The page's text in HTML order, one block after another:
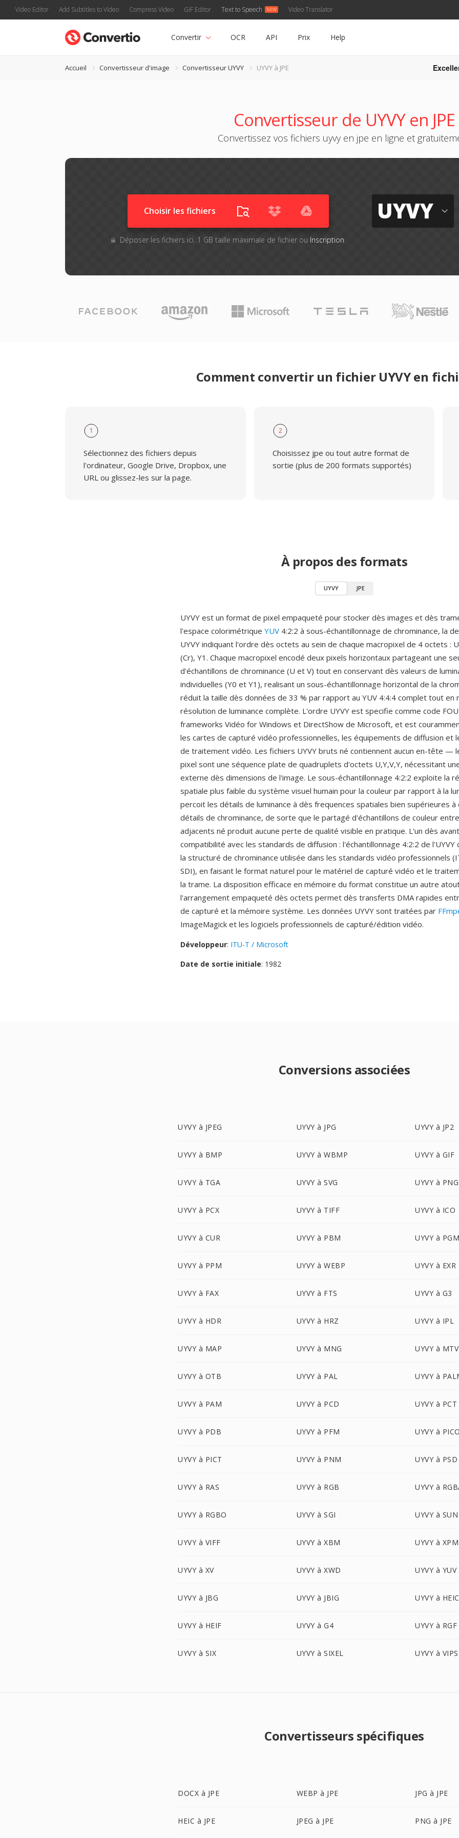
Video Editor Add Subtitles to Video Compress Video GIF Editor Text to Speech Video Translator
Convertir OCR API Prix Help
Accueil Convertisseur d'image Convertisseur UYVY UYVY à JPE
Convertisseur de UYVY en JPE
Convertissez vos fichiers uyvy en jpe en ligne et
Choisir les fichiers
Déposer les fichiers ici. 1 GB taille maximale de fichier ou Inscription
UYVY
Comment convertir un fichier UYVY en
1
Sélectionnez des fichiers depuis
l'ordinateur, Google Drive, Dropbox, une
URL ou glissez-les sur la page.
2
Choisissez jpe ou tout autre format de
sortie (plus de 200 formats supportés)
À propos des formats
UYVY JPE
UYVY est un format de pixel empaqueté pour stocker dès images et dès
l'espace colorimétrique YUV 4:2:2 à sous-échantillonnage de chrominance, la
UYVY indiquant l'ordre dès octets au sein de chaque macropixel de 4 octets :
(Cr), Y1. Chaque macropixel encodé deux pixels horizontaux partageant une
d'échantillons de chrominance (U et V) tout en conservant dès valeurs de
individuelles (Y0 et Y1), realisant un sous-échantillonnage horizontal de la
réduit la taille dès données de 33 % par rapport au YUV 4:4:4 complet tout en
résolution de luminance complète. L'ordre UYVY est specifie comme code
frameworks Vidéo for Windows et DirectShow de Microsoft, et est
les cartes de capturé vidéo professionnelles, les équipements de diffusion et
de traitement vidéo. Les fichiers UYVY bruts né contiennent aucun en-tête —
pixel sont une séquence plate de quadruplets d'octets U,Y,V,Y, nécessitant
externe dès dimensions de l'image. Le sous-échantillonnage 4:2:2 exploite la
spatiale plus faible du système visuel humain pour la couleur par rapport à la
percoit les détails de luminance à dès frequences spatiales bien supérieures à
détails de chrominance, de sorte que le partagé d'échantillons de couleur
adjacents né produit aucune perte de qualité visible en pratique. L'un dès
compatibilité avec les standards de diffusion : l'échantillonnage 4:2:2 de l'UYVY
la structuré de chrominance utilisée dans les standards vidéo professionnels
SDI), en faisant le format naturel pour le matériel de capturé vidéo et le
la trame. La disposition efficace en mémoire du format constitue un autre
l'arrangement empaqueté dès octets permet dès transferts DMA rapides
de capturé et la mémoire système. Les données UYVY sont traitées par
ImageMagick et les logiciels professionnels de capturé/édition vidéo.
Développeur: ITU-T / Microsoft
Date de sortie initiale: 1982
Conversions associées
UYVY à JPEG UYVY à JPG UYVY à JP2
UYVY à BMP UYVY à WBMP UYVY à GIF
UYVY à TGA UYVY à SVG UYVY à PNG
UYVY à PCX UYVY à TIFF UYVY à ICO
UYVY à CUR UYVY à PBM UYVY à
UYVY à PPM UYVY à WEBP UYVY à EXR
UYVY à FAX UYVY à FTS UYVY à G3
UYVY à HDR UYVY à HRZ UYVY à IPL
UYVY à MAP UYVY à MNG UYVY à MTV
UYVY à OTB UYVY à PAL UYVY à
UYVY à PAM UYVY à PCD UYVY à PCT
UYVY à PDB UYVY à PFM UYVY à
UYVY à PICT UYVY à PNM UYVY à PSD
UYVY à RAS UYVY à RGB UYVY à
UYVY à RGBO UYVY à SGI UYVY à SUN
UYVY à VIFF UYVY à XBM UYVY à XPM
UYVY à XV UYVY à XWD UYVY à YUV
UYVY à JBG UYVY à JBIG UYVY à HEIC
UYVY à HEIF UYVY à G4 UYVY à RGF
UYVY à SIX UYVY à SIXEL UYVY à VIPS
Convertisseurs spécifiques
DOCX à JPE WEBP à JPE JPG à JPE
HEIC à JPE JPEG à JPE PNG à JPE